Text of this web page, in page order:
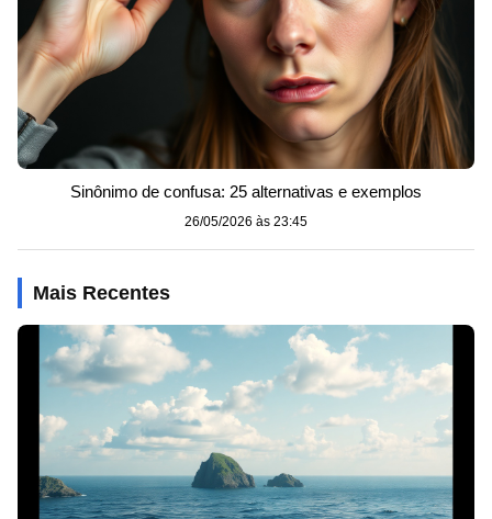
Sinônimo de confusa: 25 alternativas e exemplos
26/05/2026 às 23:45
Mais Recentes